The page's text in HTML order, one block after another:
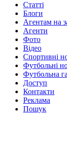
Статті
Блоги
Агентам на
Агенти
Фото
Відео
Спортивні
Футбольні
Футбольна
Доступ
Контакти
Реклама
Пошук